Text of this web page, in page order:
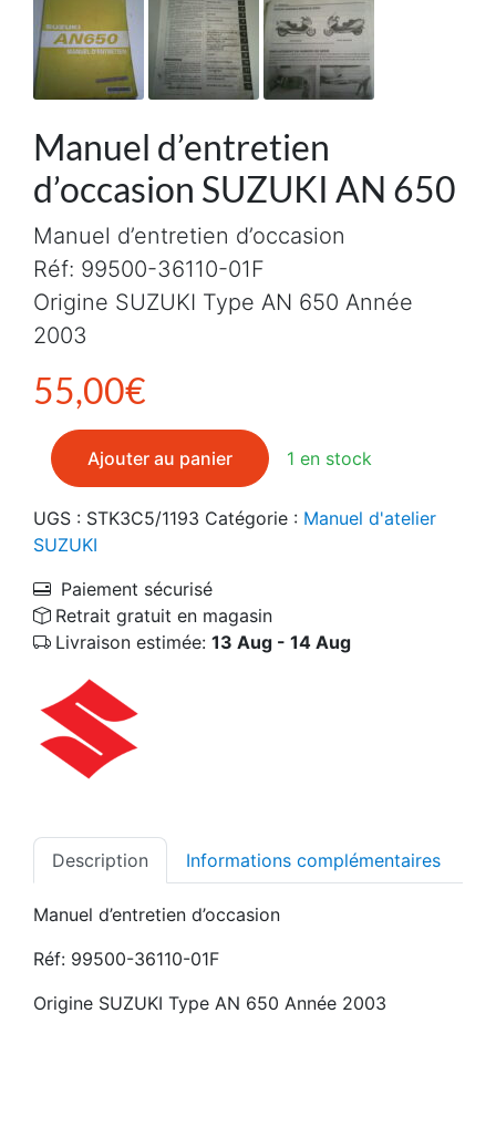
Manuel d’entretien
d’occasion SUZUKI AN 650
55,00€
Manuel d’entretien d’occasion
Réf: 99500-36110-01F
Origine SUZUKI Type AN 650 Année
2003
1 en stock
quantité de Manuel d'entretien d'occasion SUZUKI AN
Ajouter au panier
UGS : STK3C5/1193 Catégorie : Manuel d'atelier
SUZUKI
Paiement sécurisé
Retrait gratuit en magasin
Livraison estimée: 13 Aug - 14 Aug
Description Informations complémentaires
Manuel d’entretien d’occasion
Réf: 99500-36110-01F
Origine SUZUKI Type AN 650 Année 2003